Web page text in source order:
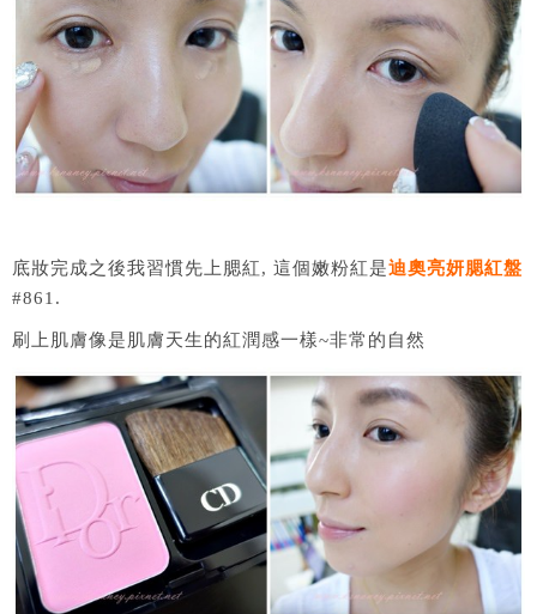
底妝完成之後我習慣先上腮紅, 這個嫩粉紅是迪奧亮妍腮紅盤
#861.
刷上肌膚像是肌膚天生的紅潤感一樣~非常的自然